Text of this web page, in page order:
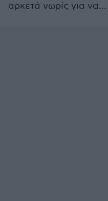
αρκετά νωρίς για